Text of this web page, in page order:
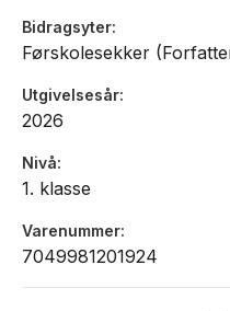
Regntrekk i sidelomme
Egen lomme inni sekken
Vannavvisende og
Ekspansjon på 5 liter
Skrå åpning for god
Egen plass til pennal i
Vanntette
Bidragsyter
Førskolesekker
Utgivelsesår
2026
Nivå
1. klasse
Varenummer
7049981201924